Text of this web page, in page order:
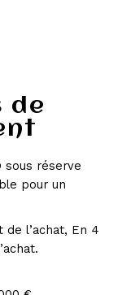
de
sous réserve
pour un
de l’achat, En 4